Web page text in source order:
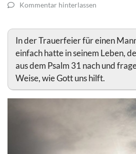
Kommentar hinterlassen
In der Trauerfeier für einen
einfach hatte in seinem Leben,
aus dem Psalm 31 nach und
Weise, wie Gott uns hilft.